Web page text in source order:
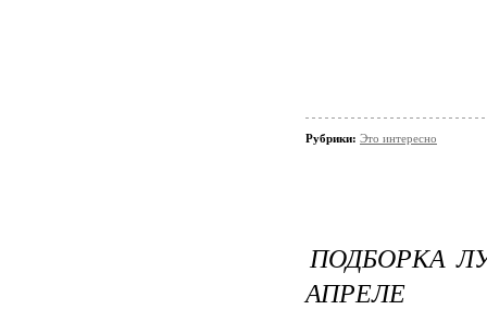
Рубрики: Это интересно
ПОДБОРКА
АПРЕЛЕ